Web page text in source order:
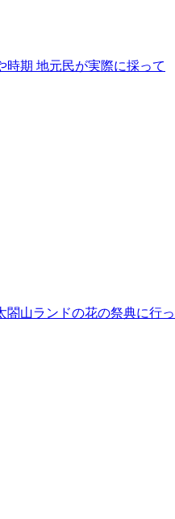
時期 地元民が実際に採って
閤山ランドの花の祭典に行っ